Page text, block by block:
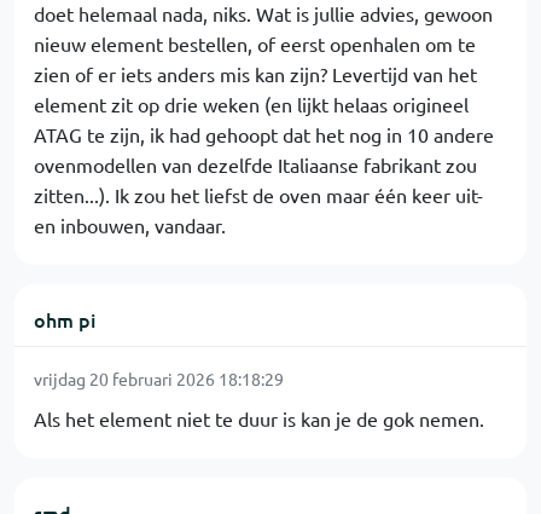
doet helemaal nada, niks. Wat is jullie advies, gewoon
nieuw element bestellen, of eerst openhalen om te
zien of er iets anders mis kan zijn? Levertijd van het
element zit op drie weken (en lijkt helaas origineel
ATAG te zijn, ik had gehoopt dat het nog in 10 andere
ovenmodellen van dezelfde Italiaanse fabrikant zou
zitten...). Ik zou het liefst de oven maar één keer uit-
en inbouwen, vandaar.
ohm pi
vrijdag 20 februari 2026 18:18:29
Als het element niet te duur is kan je de gok nemen.